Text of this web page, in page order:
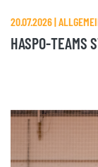
20.07.2026 |
HASPO-TEAMS